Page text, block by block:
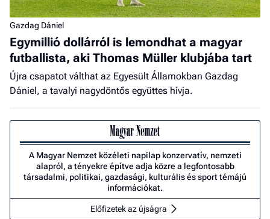
Gazdag Dániel
Egymillió dollárról is lemondhat a magyar
futballista, aki Thomas Müller klubjába tart
Újra csapatot válthat az Egyesült Államokban Gazdag
Dániel, a tavalyi nagydöntős együttes hívja.
A Magyar Nemzet közéleti napilap konzervatív, nemzeti
alapról, a tényekre építve adja közre a legfontosabb
társadalmi, politikai, gazdasági, kulturális és sport témájú
információkat.
Előfizetek az újságra